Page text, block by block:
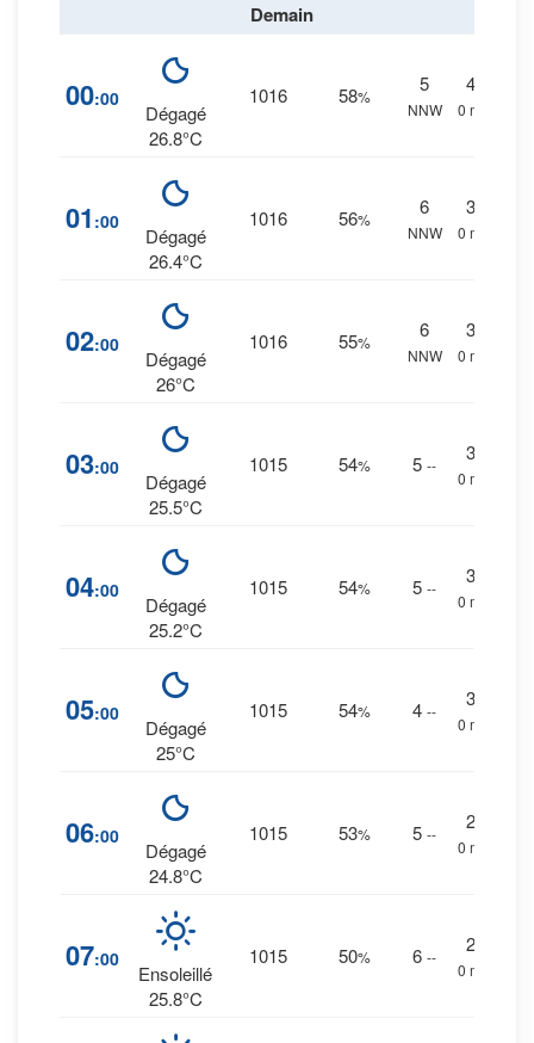
Demain
00:00
Dégagé
26.8°C
1016 58%
5
NNW
4
0 mm.
01 :00
Dégagé
26.4°C
1016 56%
6
NNW
3
0 mm.
02:00
Dégagé
26°C
1016 55%
6
NNW
3
0 mm.
03:00
Dégagé
25.5°C
1015 54% 5 --
3
0 mm.
04:00
Dégagé
25.2°C
1015 54% 5 --
3
0 mm.
05:00
Dégagé
25°C
1015 54% 4 --
3
0 mm.
06:00
Dégagé
24.8°C
1015 53% 5 --
2
0 mm.
07:00
Ensoleillé
25.8°C
1015 50% 6 --
2
0 mm.